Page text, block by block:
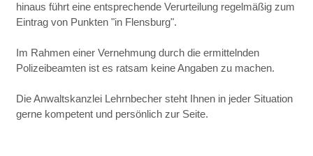
hinaus führt eine entsprechende Verurteilung regelmäßig zum
Eintrag von Punkten "in Flensburg".
Im Rahmen einer Vernehmung durch die ermittelnden
Polizeibeamten ist es ratsam keine Angaben zu machen.
Die Anwaltskanzlei Lehrnbecher steht Ihnen in jeder Situation
gerne kompetent und persönlich zur Seite.